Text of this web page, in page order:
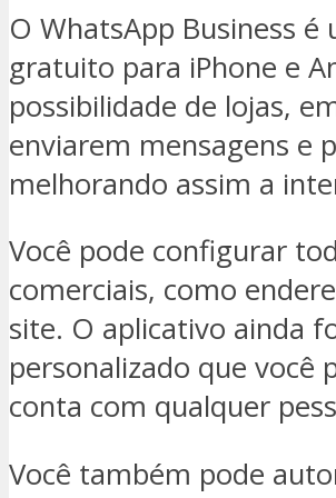
O WhatsApp Business
gratuito para iPhone e
possibilidade de lojas,
enviarem mensagens e
melhorando assim a
Você pode configurar
comerciais, como
site. O aplicativo ainda
personalizado que você
conta com qualquer
Você também pode